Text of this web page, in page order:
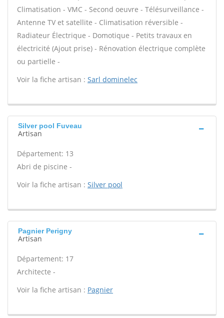
Climatisation - VMC - Second oeuvre - Télésurveillance -
Antenne TV et satellite - Climatisation réversible -
Radiateur Électrique - Domotique - Petits travaux en
électricité (Ajout prise) - Rénovation électrique complète
ou partielle -
Voir la fiche artisan : Sarl dominelec
Silver pool Fuveau
Artisan
Département: 13
Abri de piscine -
Voir la fiche artisan : Silver pool
Pagnier Perigny
Artisan
Département: 17
Architecte -
Voir la fiche artisan : Pagnier